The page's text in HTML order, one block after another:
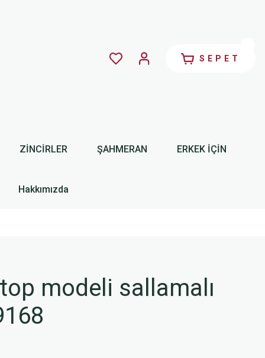
SEPET
ZİNCİRLER ŞAHMERAN ERKEK İÇİN
Hakkımızda
modeli sallamalı